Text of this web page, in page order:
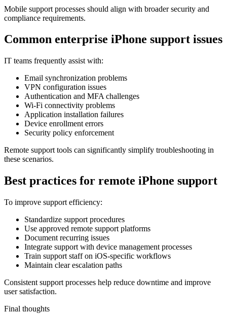
Mobile support processes should align with broader security and
compliance requirements.
Common enterprise iPhone support issues
IT teams frequently assist with:
Email synchronization problems
VPN configuration issues
Authentication and MFA challenges
Wi-Fi connectivity problems
Application installation failures
Device enrollment errors
Security policy enforcement
Remote support tools can significantly simplify troubleshooting in
these scenarios.
Best practices for remote iPhone support
To improve support efficiency:
Standardize support procedures
Use approved remote support platforms
Document recurring issues
Integrate support with device management processes
Train support staff on iOS-specific workflows
Maintain clear escalation paths
Consistent support processes help reduce downtime and improve
user satisfaction.
Final thoughts